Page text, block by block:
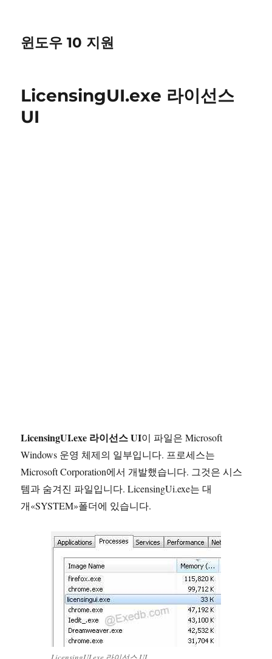
윈도우 10 지원
LicensingUI.exe 라이선스
UI
LicensingUI.exe 라이선스 UI이 파일은 Microsoft
Windows 운영 체제의 일부입니다. 프로세스는
Microsoft Corporation에서 개발했습니다. 그것은 시스
템과 숨겨진 파일입니다. LicensingUi.exe는 대
개«SYSTEM»폴더에 있습니다.